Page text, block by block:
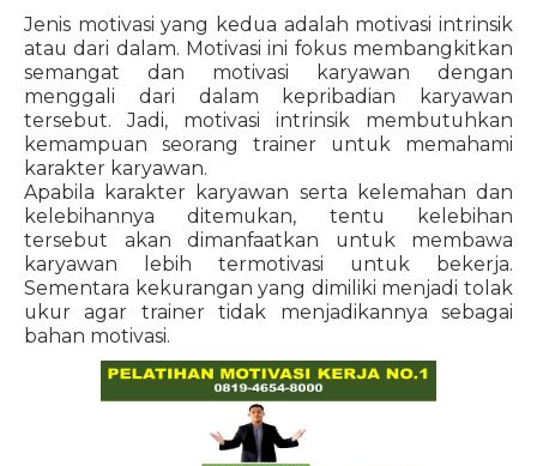
Jenis motivasi yang kedua adalah motivasi intrinsik
atau dari dalam. Motivasi ini fokus membangkitkan
semangat dan motivasi karyawan dengan
menggali dari dalam kepribadian karyawan
tersebut. Jadi, motivasi intrinsik membutuhkan
kemampuan seorang trainer untuk memahami
karakter karyawan.
Apabila karakter karyawan serta kelemahan dan
kelebihannya ditemukan, tentu kelebihan
tersebut akan dimanfaatkan untuk membawa
karyawan lebih termotivasi untuk bekerja.
Sementara kekurangan yang dimiliki menjadi tolak
ukur agar trainer tidak menjadikannya sebagai
bahan motivasi.